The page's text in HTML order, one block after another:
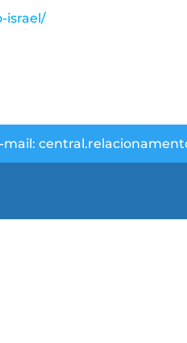
israel/
mail: